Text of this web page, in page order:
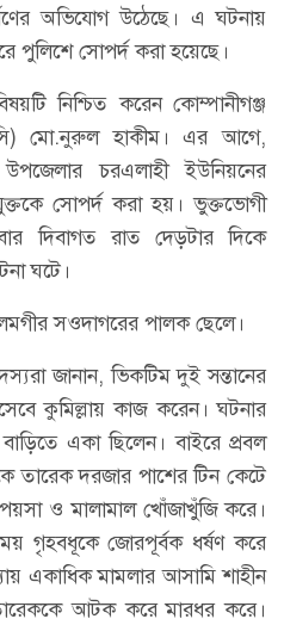
অভিযোগ উঠেছে। এ ঘটনায়
সোপর্দ করা হয়েছে।
নিশ্চিত করেন কোম্পানীগঞ্জ
মো.নুরুল হাকীম। এর আগে,
চরএলাহী ইউনিয়নের
সোপর্দ করা হয়। ভুক্তভোগী
দিবাগত রাত দেড়টার দিকে
ঘটে।
সওদাগরের পালক ছেলে।
জানান, ভিকটিম দুই সন্তানের
কুমিল্লায় কাজ করেন। ঘটনার
একা ছিলেন। বাইরে প্রবল
তারেক দরজার পাশের টিন কেটে
ও মালামাল খোঁজাখুঁজি করে।
গৃহবধূকে জোরপূর্বক ধর্ষণ করে
একাধিক মামলার আসামি শাহীন
আটক করে মারধর করে।